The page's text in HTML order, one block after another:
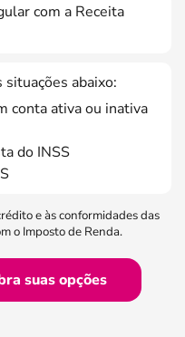
com a Receita
situações abaixo:
conta ativa ou inativa
do INSS
e às conformidades das
o Imposto de Renda.
suas opções